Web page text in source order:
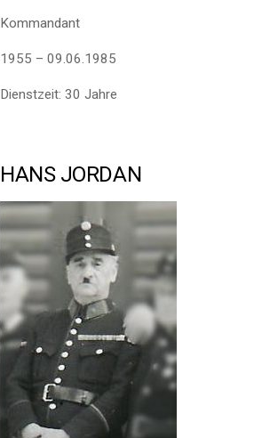
Kommandant
1955 – 09.06.1985
Dienstzeit: 30 Jahre
HANS JORDAN